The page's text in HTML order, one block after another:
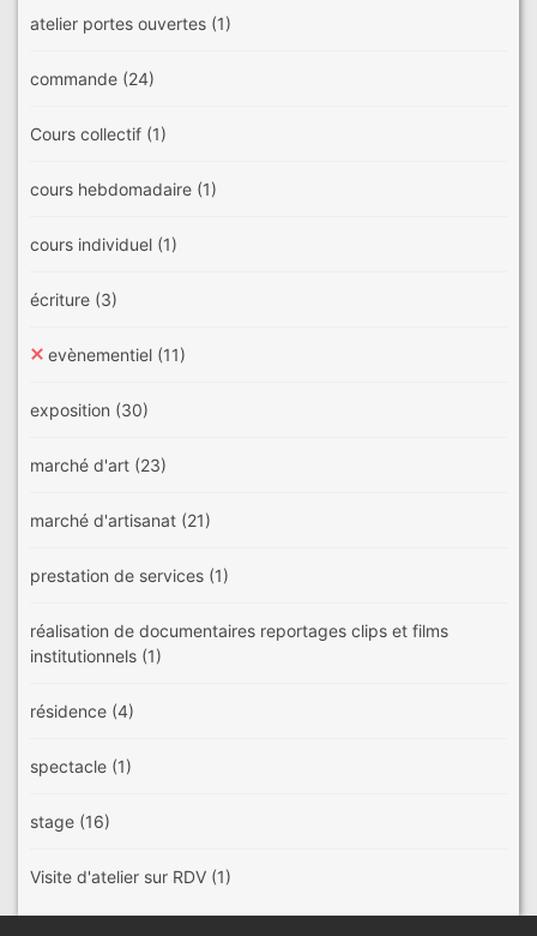
atelier portes ouvertes (1)
commande (24)
Cours collectif (1)
cours hebdomadaire (1)
cours individuel (1)
écriture (3)
evènementiel (11)
exposition (30)
marché d'art (23)
marché d'artisanat (21)
prestation de services (1)
réalisation de documentaires reportages clips et films
institutionnels (1)
résidence (4)
spectacle (1)
stage (16)
Visite d'atelier sur RDV (1)